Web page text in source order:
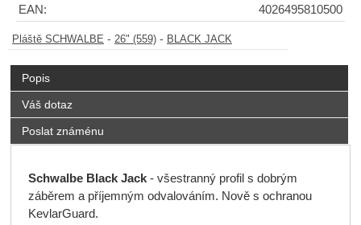
EAN:
4026495810500
Pláště SCHWALBE - 26" (559) - BLACK JACK
Popis
Váš dotaz
Poslat známénu
Schwalbe Black Jack- všestranný profil s dobrým
záběrem a příjemným odvalováním. Nově s ochranou
KevlarGuard.